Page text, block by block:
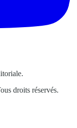
droits réservés.